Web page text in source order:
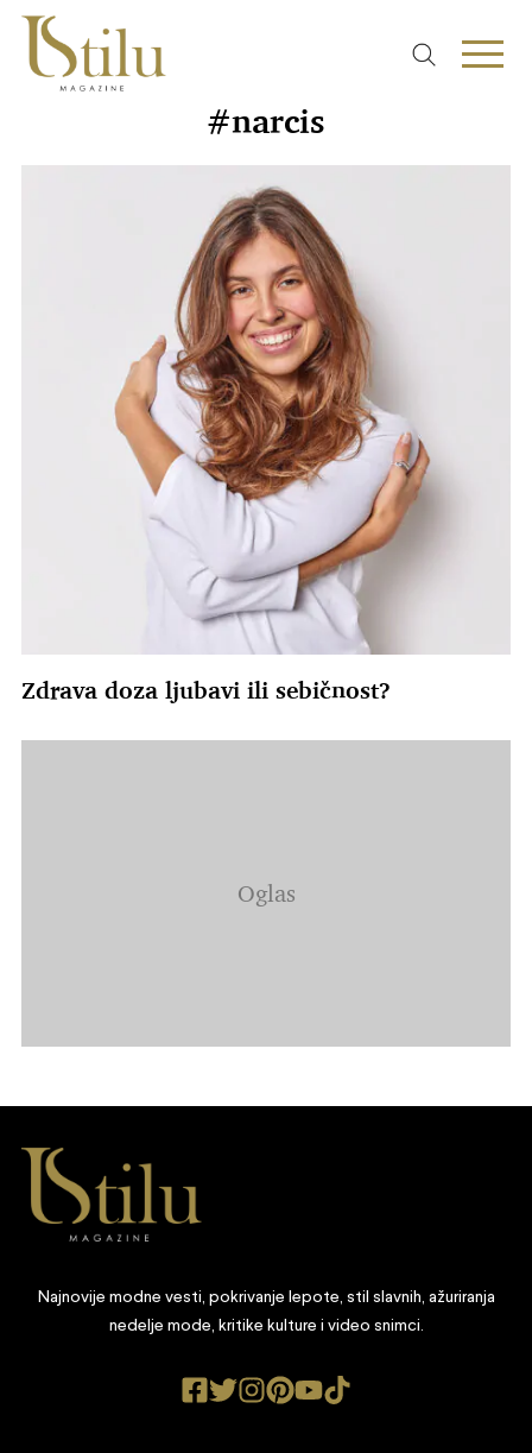
#narcis
Zdrava doza ljubavi ili sebičnost?
Najnovije modne vesti, pokrivanje lepote, stil slavnih, ažuriranja
nedelje mode, kritike kulture i video snimci.